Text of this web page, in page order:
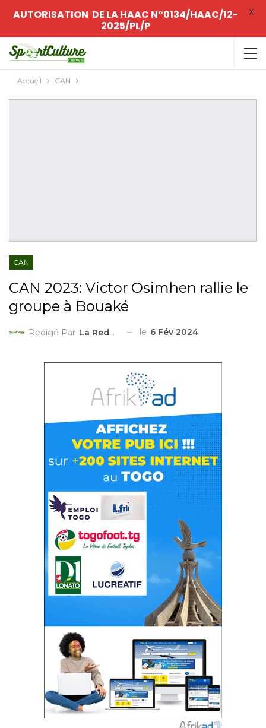
Accueil CAN
CAN
CAN 2023: Victor Osimhen rallie le
groupe à Bouaké
Redigé Par La Redaction le 6 Fév 2024
AUTORISATION DE LA HAAC N°0134/HAAC/12-
2025/PL/P
X